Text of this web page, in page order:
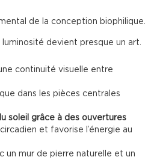
de la conception biophilique.
devient presque un art.
continuité visuelle entre
dans les pièces centrales
soleil grâce à des ouvertures
et favorise l’énergie au
un mur de pierre naturelle et un